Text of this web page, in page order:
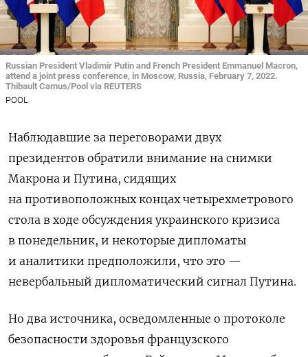
Russian President Vladimir Putin and French President Emmanuel Macron,
attend a joint press conference, in Moscow, Russia, February 7, 2022.
Thibault Camus/Pool via REUTERS
POOL
Наблюдавшие за переговорами двух
президентов обратили внимание на снимки
Макрона и Путина, сидящих
на противоположных концах четырехметрового
стола в ходе обсуждения украинского кризиса
в понедельник, и некоторые дипломаты
и аналитики предположили, что это —
невербальный дипломатический сигнал Путина.
Но два источника, осведомленные о протоколе
безопасности здоровья французского